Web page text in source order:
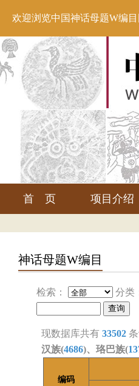
欢迎浏览中国神话母题W编
首 页 项目介绍
神话母题W编目
检索： 分类
现数据库共有 33502
汉族(4686)、珞巴族(
编码